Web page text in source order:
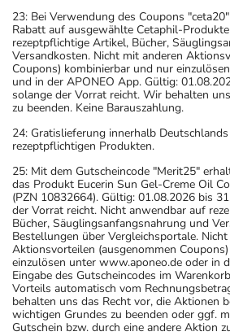
23: Bei Verwendung des Coupons
Rabatt auf ausgewählte Cetaphil-
rezeptpflichtige Artikel, Bücher,
Versandkosten. Nicht mit anderen
Coupons) kombinierbar und nur
und in der APONEO App. Gültig:
solange der Vorrat reicht. Wir behalten
zu beenden. Keine Barauszahlung.
24: Gratislieferung innerhalb
rezeptpflichtigen Produkten.
25: Mit dem Gutscheincode "Merit25"
das Produkt Eucerin Sun Gel-Creme Oil
(PZN 10832664). Gültig: 01.08.2026 bis
der Vorrat reicht. Nicht anwendbar auf
Bücher, Säuglingsanfangsnahrung und
Bestellungen über Vergleichsportale.
Aktionsvorteilen (ausgenommen
einzulösen unter www.aponeo.de oder in
Eingabe des Gutscheincodes im
Vorteils automatisch vom
behalten uns das Recht vor, die Aktionen
wichtigen Grundes zu beenden oder ggf.
Gutschein bzw. durch eine andere Aktion